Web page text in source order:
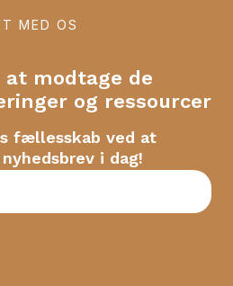
MED OS
modtage de
og ressourcer
fællesskab ved at
i dag!